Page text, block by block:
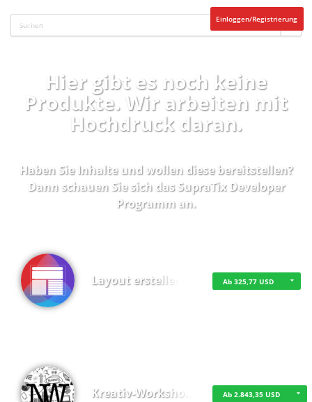
Einloggen/Registrierung
Hier gibt es noch keine
Produkte. Wir arbeiten mit
Hochdruck daran.
Haben Sie Inhalte und wollen diese bereitstellen?
Dann schauen Sie sich das SupraTix Developer
Programman.
Layout erstellen Ab 325,77 USD
Kreativ-Worksho… Ab 2.843,35 USD